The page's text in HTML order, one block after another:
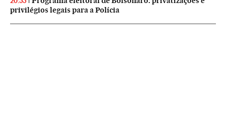
privilégios legais para a Polícia